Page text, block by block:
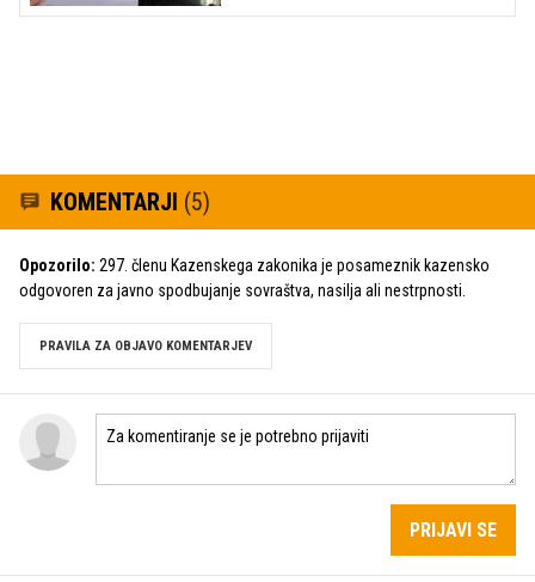
KOMENTARJI (5)
Opozorilo: 297. členu Kazenskega zakonika je posameznik kazensko
odgovoren za javno spodbujanje sovraštva, nasilja ali nestrpnosti.
PRAVILA ZA OBJAVO KOMENTARJEV
PRIJAVI SE